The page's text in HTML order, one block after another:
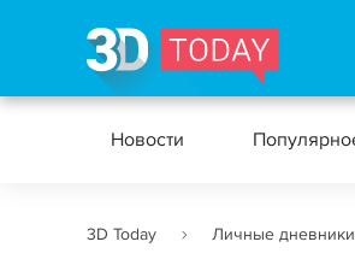
Новости
3D Today Личные дневники